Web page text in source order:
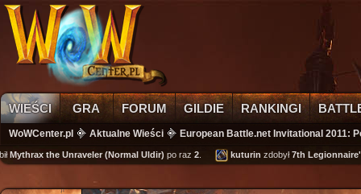
WIEŚCI GRA FORUM GILDIE RANKINGI
WoWCenter.pl Aktualne Wieści European Battle.net Invitational 2011:
the Unraveler (Normal Uldir)po raz2. kuturinzdobył7th Legionnaire's